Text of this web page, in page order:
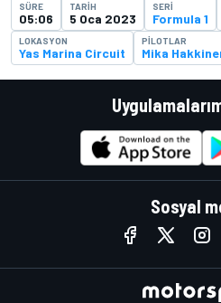
SÜRE
05:06
TARIH
5 Oca 2023
SERI
Formula 1
LOKASYON
Yas Marina Circuit
PILOTLAR
Mika
Sosyal